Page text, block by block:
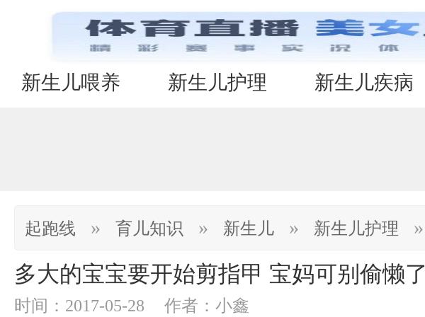
新生儿喂养 新生儿护理 新生儿疾病
起跑线 » 育儿知识 » 新生儿 » 新生儿护理 »
多大的宝宝要开始剪指甲 宝妈可别偷懒了
时间：2017-05-28 作者：小鑫